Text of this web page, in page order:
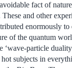
fact of
and other
enormously to
of the quantum
‘wave-particle
hot subjects in